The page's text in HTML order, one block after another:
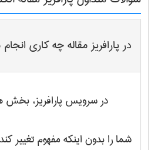
در پارافریز مقاله چه کاری
در سرویس پارافریز، بخش
شما را بدون اینکه مفهوم تغییر